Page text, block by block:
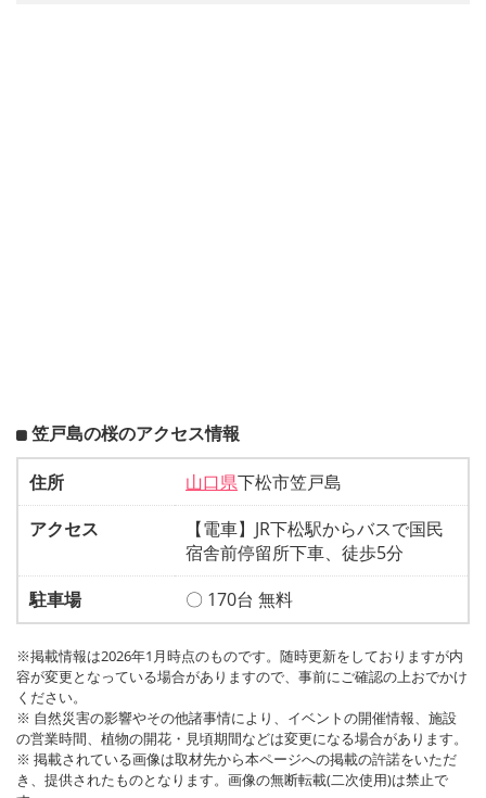
笠戸島の桜のアクセス情報
住所 山口県下松市笠戸島
アクセス
【電車】JR下松駅からバスで国民
宿舎前停留所下車、徒歩5分
駐車場
〇 170台 無料
※掲載情報は2026年1月時点のものです。随時更新をしておりますが内
容が変更となっている場合がありますので、事前にご確認の上おでかけ
ください。
※ 自然災害の影響やその他諸事情により、イベントの開催情報、施設
の営業時間、植物の開花・見頃期間などは変更になる場合があります。
※ 掲載されている画像は取材先から本ページへの掲載の許諾をいただ
き、提供されたものとなります。画像の無断転載(二次使用)は禁止で